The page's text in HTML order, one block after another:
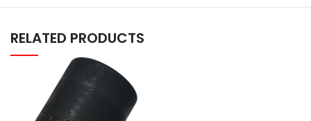
RELATED PRODUCTS